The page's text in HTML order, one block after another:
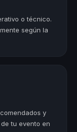
o técnico.
según la
y
tu evento en